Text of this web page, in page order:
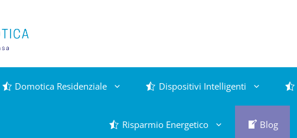
Domotica Residenziale Dispositivi Intelligenti
Risparmio Energetico Blog